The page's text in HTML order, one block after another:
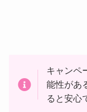
キャンペ
能性があ
ると安心